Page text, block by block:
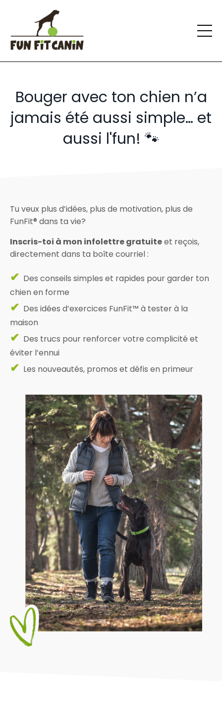
Bouger avec ton chien n’a
jamais été aussi simple… et
aussi l'fun! 🐾
Tu veux plus d’idées, plus de motivation, plus de
FunFit® dans ta vie?
Inscris-toi à mon infolettre gratuiteet reçois,
directement dans ta boîte courriel :
✔ Des conseils simples et rapides pour garder ton
chien en forme
✔ Des idées d’exercices FunFit™ à tester à la
maison
✔ Des trucs pour renforcer votre complicité et
éviter l’ennui
✔ Les nouveautés, promos et défis en primeur